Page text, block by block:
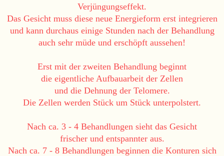
Verjüngungseffekt.
Das Gesicht muss diese neue Energieform erst integrieren
und kann durchaus einige Stunden nach der Behandlung
auch sehr müde und erschöpft aussehen!
Erst mit der zweiten Behandlung beginnt
die eigentliche Aufbauarbeit der Zellen
und die Dehnung der Telomere.
Die Zellen werden Stück um Stück unterpolstert.
Nach ca. 3 - 4 Behandlungen sieht das Gesicht
frischer und entspannter aus.
Nach ca. 7 - 8 Behandlungen beginnen die Konturen sich